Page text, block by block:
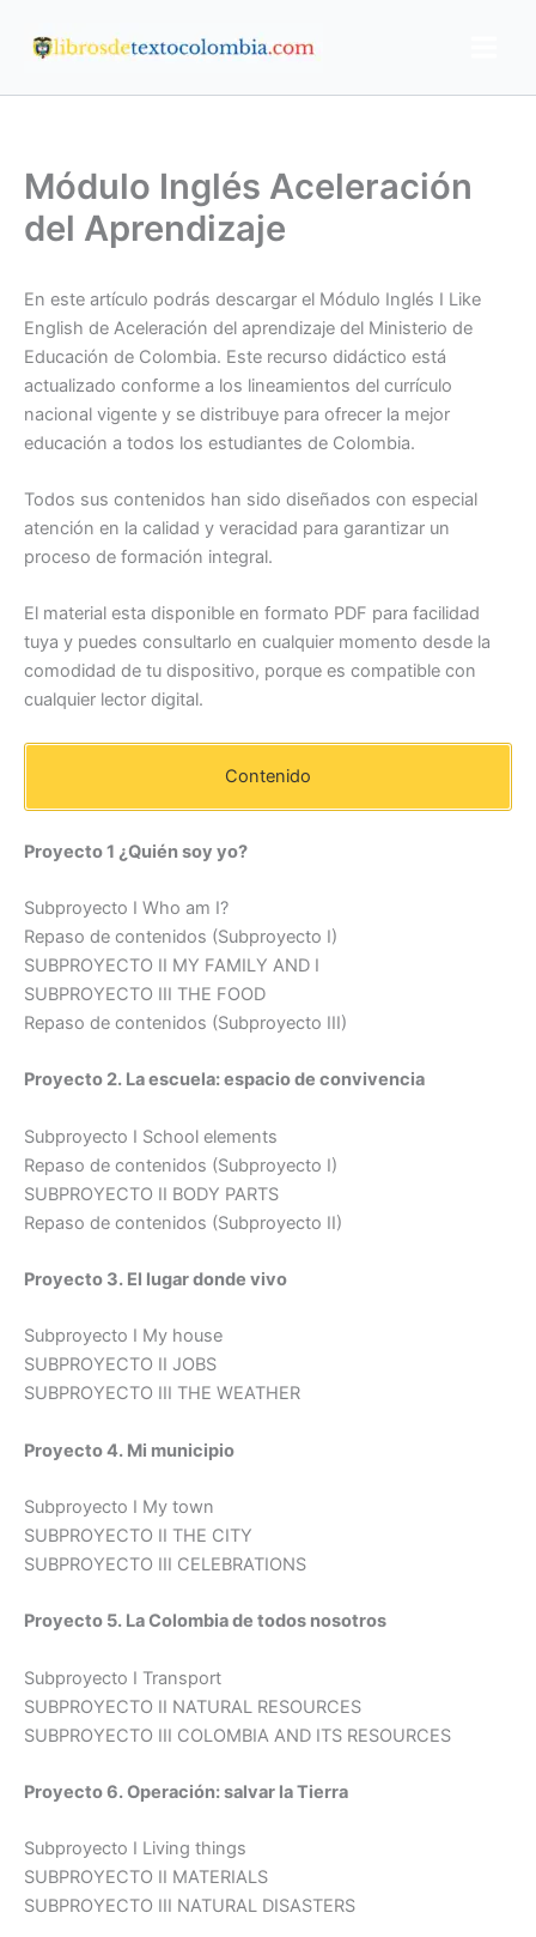
Módulo Inglés Aceleración
del Aprendizaje
En este artículo podrás descargar el Módulo Inglés I Like
English de Aceleración del aprendizaje del Ministerio de
Educación de Colombia. Este recurso didáctico está
actualizado conforme a los lineamientos del currículo
nacional vigente y se distribuye para ofrecer la mejor
educación a todos los estudiantes de Colombia.
Todos sus contenidos han sido diseñados con especial
atención en la calidad y veracidad para garantizar un
proceso de formación integral.
El material esta disponible en formato PDF para facilidad
tuya y puedes consultarlo en cualquier momento desde la
comodidad de tu dispositivo, porque es compatible con
cualquier lector digital.
Contenido
Proyecto 1 ¿Quién soy yo?
Subproyecto I Who am I?
Repaso de contenidos (Subproyecto I)
SUBPROYECTO II MY FAMILY AND I
SUBPROYECTO III THE FOOD
Repaso de contenidos (Subproyecto III)
Proyecto 2. La escuela: espacio de convivencia
Subproyecto I School elements
Repaso de contenidos (Subproyecto I)
SUBPROYECTO II BODY PARTS
Repaso de contenidos (Subproyecto II)
Proyecto 3. El lugar donde vivo
Subproyecto I My house
SUBPROYECTO II JOBS
SUBPROYECTO III THE WEATHER
Proyecto 4. Mi municipio
Subproyecto I My town
SUBPROYECTO II THE CITY
SUBPROYECTO III CELEBRATIONS
Proyecto 5. La Colombia de todos nosotros
Subproyecto I Transport
SUBPROYECTO II NATURAL RESOURCES
SUBPROYECTO III COLOMBIA AND ITS RESOURCES
Proyecto 6. Operación: salvar la Tierra
Subproyecto I Living things
SUBPROYECTO II MATERIALS
SUBPROYECTO III NATURAL DISASTERS